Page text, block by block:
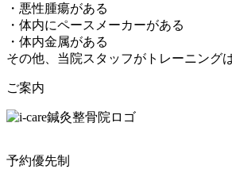
・悪性腫瘍がある
・体内にペースメーカーがある
・体内金属がある
その他、当院スタッフがトレーニング
ご案内
予約優先制